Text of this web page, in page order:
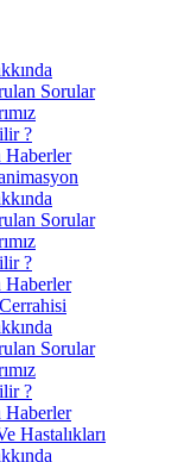
Sorular
?
Sorular
?
Sorular
?
Hastalıkları